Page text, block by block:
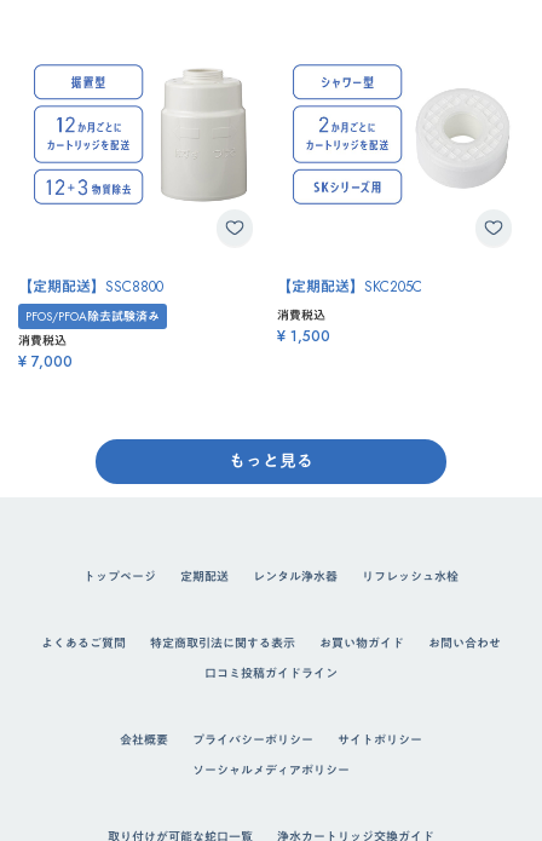
【定期配送】SSC8800
PFOS/PFOA除去試験済み
消費税込
¥ 7,000
【定期配送】SKC205C
消費税込
¥ 1,500
もっと見る
トップページ 定期配送 レンタル浄水器 リフレッシュ水栓
よくあるご質問 特定商取引法に関する表示 お買い物ガイド
お問い合わせ
口コミ投稿ガイドライン
会社概要 プライバシーポリシー
サイトポリシー
ソーシャルメディアポリシー
取り付けが可能な蛇口一覧 浄水カートリッジ交換ガイド